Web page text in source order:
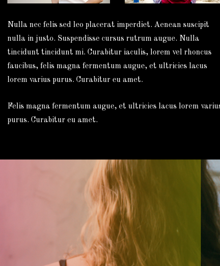
Nulla nec felis sed leo placerat imperdiet. Aenean suscipit
nulla in justo. Suspendisse cursus rutrum augue. Nulla
tincidunt tincidunt mi. Curabitur iaculis, lorem vel rhoncus
faucibus, felis magna fermentum augue, et ultricies lacus
lorem varius purus. Curabitur eu amet.
Felis magna fermentum augue, et ultricies lacus lorem
purus. Curabitur eu amet.